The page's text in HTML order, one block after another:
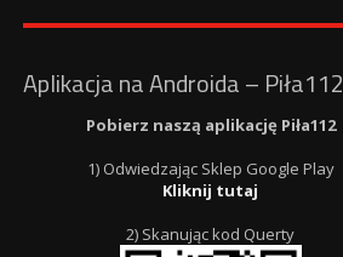
Aplikacja na Androida – Piła112
Pobierz naszą aplikację Piła112
1) Odwiedzając Sklep Google Play
Kliknij tutaj
2) Skanując kod Querty